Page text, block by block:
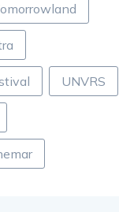
UNVRS